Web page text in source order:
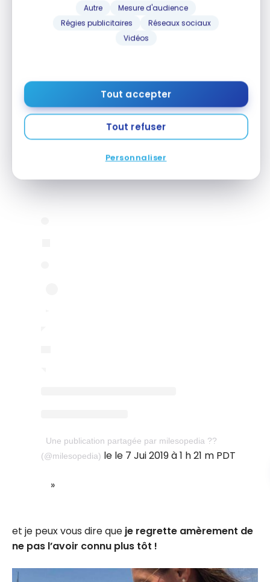
Autre
Mesure d'audience
Régies publicitaires
Réseaux sociaux
Vidéos
Tout accepter
Tout refuser
Personnaliser
Regardez cette publication sur Instagram
Une publication partagée par milesopedia ??
(@milesopedia) le le 7 Jui 2019 à 1 h 21 m PDT
et je peux vous dire que je regrette amèrement de
ne pas l’avoir connu plus tôt !